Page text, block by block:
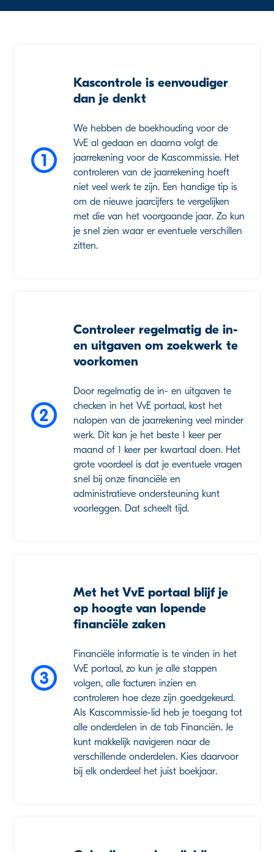
Kascontrole is eenvoudiger
dan je denkt
We hebben de boekhouding voor de
VvE al gedaan en daarna volgt de
jaarrekening voor de Kascommissie. Het
controleren van de jaarrekening hoeft
niet veel werk te zijn. Een handige tip is
om de nieuwe jaarcijfers te vergelijken
met die van het voorgaande jaar. Zo kun
je snel zien waar er eventuele verschillen
zitten.
Controleer regelmatig de in-
en uitgaven om zoekwerk te
voorkomen
Door regelmatig de in- en uitgaven te
checken in het VvE portaal, kost het
nalopen van de jaarrekening veel minder
werk. Dit kan je het beste 1 keer per
maand of 1 keer per kwartaal doen. Het
grote voordeel is dat je eventuele vragen
snel bij onze financiële en
administratieve ondersteuning kunt
voorleggen. Dat scheelt tijd.
Met het VvE portaal blijf je
op hoogte van lopende
financiële zaken
Financiële informatie is te vinden in het
VvE portaal, zo kun je alle stappen
volgen, alle facturen inzien en
controleren hoe deze zijn goedgekeurd.
Als Kascommissie-lid heb je toegang tot
alle onderdelen in de tab Financiën. Je
kunt makkelijk navigeren naar de
verschillende onderdelen. Kies daarvoor
bij elk onderdeel het juist boekjaar.